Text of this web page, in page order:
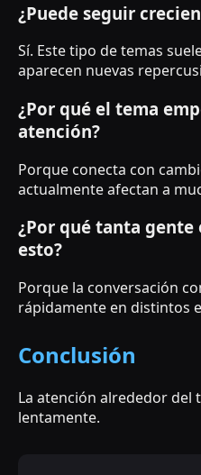
¿Puede seguir
Sí. Este tipo de temas
aparecen nuevas
¿Por qué el tema
atención?
Porque conecta con
actualmente afectan a
¿Por qué tanta gente
esto?
Porque la conversación
rápidamente en distintos
Conclusión
La atención alrededor del
lentamente.